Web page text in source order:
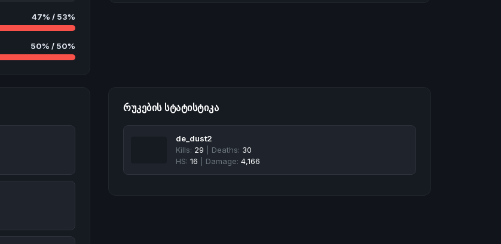
47% / 53%
50% / 50%
ᲠᲣᲙᲔᲑᲘᲡ ᲡᲢᲐᲢᲘᲡᲢᲘᲙᲐ
de_dust2
Kills: 29 | Deaths: 30
HS: 16 | Damage: 4,166